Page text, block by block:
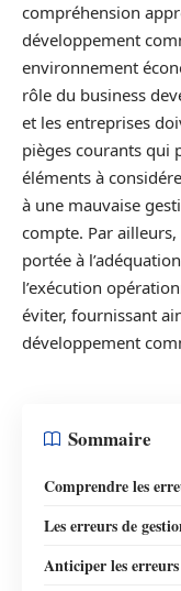
compréhension
développement
environnement
rôle du business
et les entreprises
pièges courants qui
éléments à
à une mauvaise
compte. Par
portée à
l’exécution
éviter, fournissant
développement
Sommaire
Comprendre les
Les erreurs de
Anticiper les